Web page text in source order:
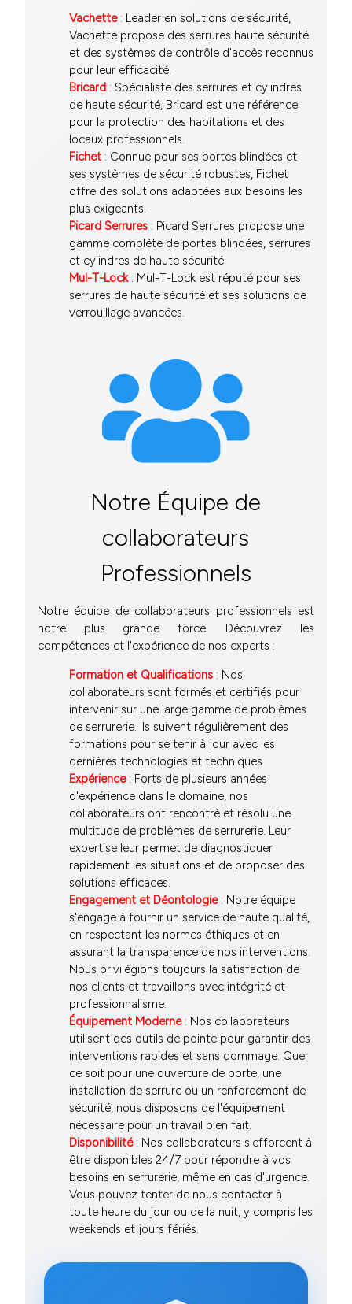
Vachette: Leader en solutions de sécurité,
Vachette propose des serrures haute sécurité
et des systèmes de contrôle d'accès reconnus
pour leur efficacité.
Bricard : Spécialiste des serrures et cylindres
de haute sécurité, Bricard est une référence
pour la protection des habitations et des
locaux professionnels.
Fichet : Connue pour ses portes blindées et
ses systèmes de sécurité robustes, Fichet
offre des solutions adaptées aux besoins les
plus exigeants.
Picard Serrures : Picard Serrures propose une
gamme complète de portes blindées, serrures
et cylindres de haute sécurité.
Mul-T-Lock: Mul-T-Lock est réputé pour ses
serrures de haute sécurité et ses solutions de
verrouillage avancées.
Notre Équipe de
collaborateurs
Professionnels
Notre équipe de collaborateurs professionnels est
notre plus grande force. Découvrez les
compétences et l'expérience de nos experts :
Formation et Qualifications : Nos
collaborateurs sont formés et certifiés pour
intervenir sur une large gamme de problèmes
de serrurerie. Ils suivent régulièrement des
formations pour se tenir à jour avec les
dernières technologies et techniques.
Expérience: Forts de plusieurs années
d'expérience dans le domaine, nos
collaborateurs ont rencontré et résolu une
multitude de problèmes de serrurerie. Leur
expertise leur permet de diagnostiquer
rapidement les situations et de proposer des
solutions efficaces.
Engagement et Déontologie: Notre équipe
s'engage à fournir un service de haute qualité,
en respectant les normes éthiques et en
assurant la transparence de nos interventions.
Nous privilégions toujours la satisfaction de
nos clients et travaillons avec intégrité et
professionnalisme.
Équipement Moderne: Nos collaborateurs
utilisent des outils de pointe pour garantir des
interventions rapides et sans dommage. Que
ce soit pour une ouverture de porte, une
installation de serrure ou un renforcement de
sécurité, nous disposons de l'équipement
nécessaire pour un travail bien fait.
Disponibilité: Nos collaborateurs s'efforcent à
être disponibles 24/7 pour répondre à vos
besoins en serrurerie, même en cas d'urgence.
Vous pouvez tenter de nous contacter à
toute heure du jour ou de la nuit, y compris les
weekends et jours fériés.